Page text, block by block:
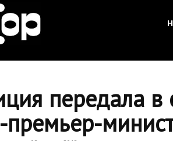
Новости
передала в
премьер-